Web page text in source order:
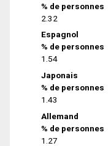
% de personnes
2.32
Espagnol
% de personnes
1.54
Japonais
% de personnes
1.43
Allemand
% de personnes
1.27